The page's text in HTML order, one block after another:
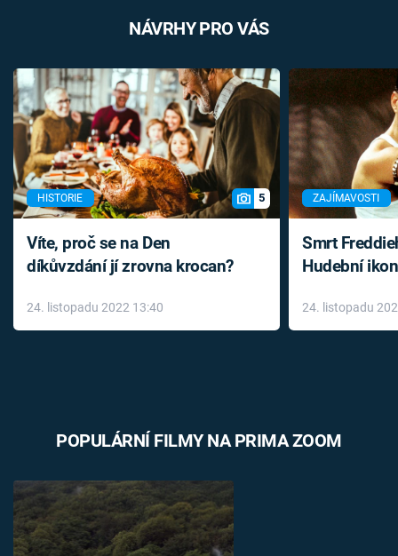
NÁVRHY PRO VÁS
HISTORIE 5
Víte, proč se na Den
díkůvzdání jí zrovna krocan?
24. listopadu 2022 13:40
ZAJÍMAVOSTI
Smrt
Hudební
léky
24. listopadu
POPULÁRNÍ FILMY NA PRIMA ZOOM